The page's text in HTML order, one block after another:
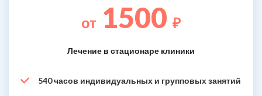
от 1500 ₽
Лечение в стационаре клиники
540 часов индивидуальных и групповых занятий